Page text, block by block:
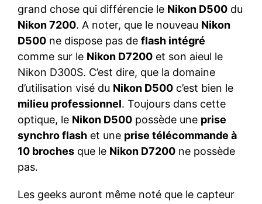
grand chose qui différencie le Nikon D500 du
Nikon 7200. A noter, que le nouveau Nikon
D500 ne dispose pas de flash intégré
comme sur le Nikon D7200 et son aieul le
Nikon D300S. C’est dire, que la domaine
d’utilisation visé du Nikon D500 c’est bien le
milieu professionnel. Toujours dans cette
optique, le Nikon D500 possède une prise
synchro flash et une prise télécommande à
10 broches que le Nikon D7200 ne possède
pas.
Les geeks auront même noté que le capteur